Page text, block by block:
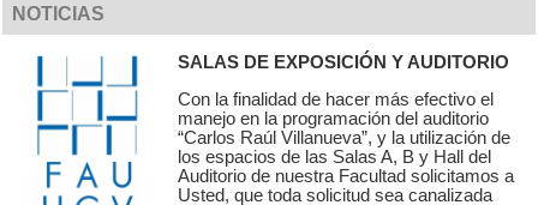
NOTICIAS
SALAS DE EXPOSICIÓN Y AUDITORIO
Con la finalidad de hacer más efectivo el
manejo en la programación del auditorio
“Carlos Raúl Villanueva”, y la utilización de
los espacios de las Salas A, B y Hall del
Auditorio de nuestra Facultad solicitamos a
Usted, que toda solicitud sea canalizada